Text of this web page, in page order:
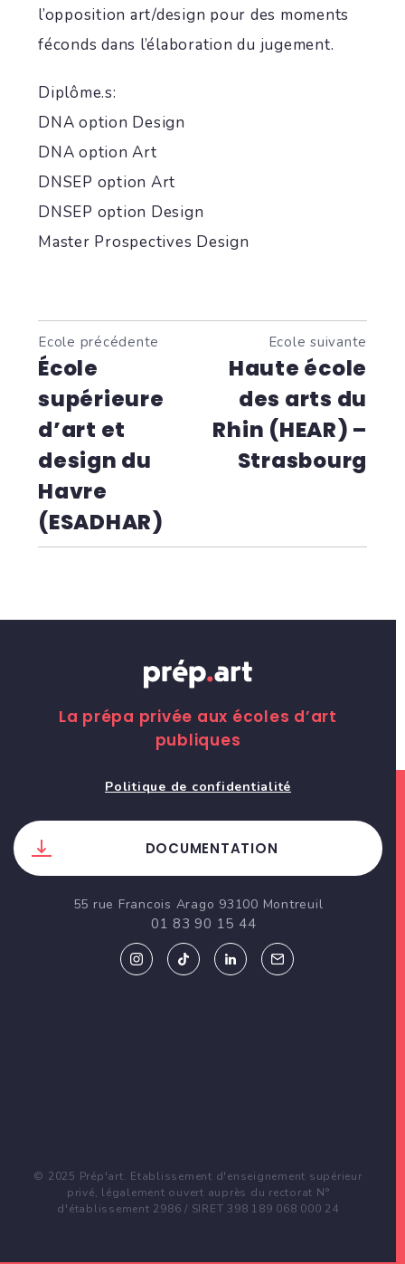
l’opposition art/design pour des moments
féconds dans l’élaboration du jugement.
Diplôme.s:
DNA option Design
DNA option Art
DNSEP option Art
DNSEP option Design
Master Prospectives Design
Ecole précédente
École
supérieure
d’art et
design du
Havre
(ESADHAR)
Ecole suivante
Haute école
des arts du
Rhin (HEAR) –
Strasbourg
La prépa privée aux écoles d’art
publiques
Politique de confidentialité
DOCUMENTATION
55 rue Francois Arago 93100 Montreuil
01 83 90 15 44
© 2025 Prép'art. Etablissement d'enseignement supérieur
privé, légalement ouvert auprès du rectorat N°
d'établissement 2986 / SIRET 398 189 068 000 24